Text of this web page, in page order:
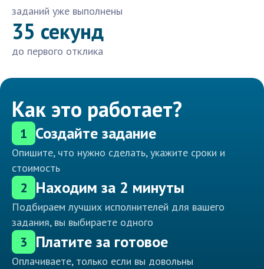
заданий уже выполнены
35 секунд
до первого отклика
Как это работает?
1 Создайте задание
Опишите, что нужно сделать, укажите сроки и
стоимость
2 Находим за 2 минуты
Подбираем лучших исполнителей для вашего
задания, вы выбираете одного
3 Платите за готовое
Оплачиваете, только если вы довольны